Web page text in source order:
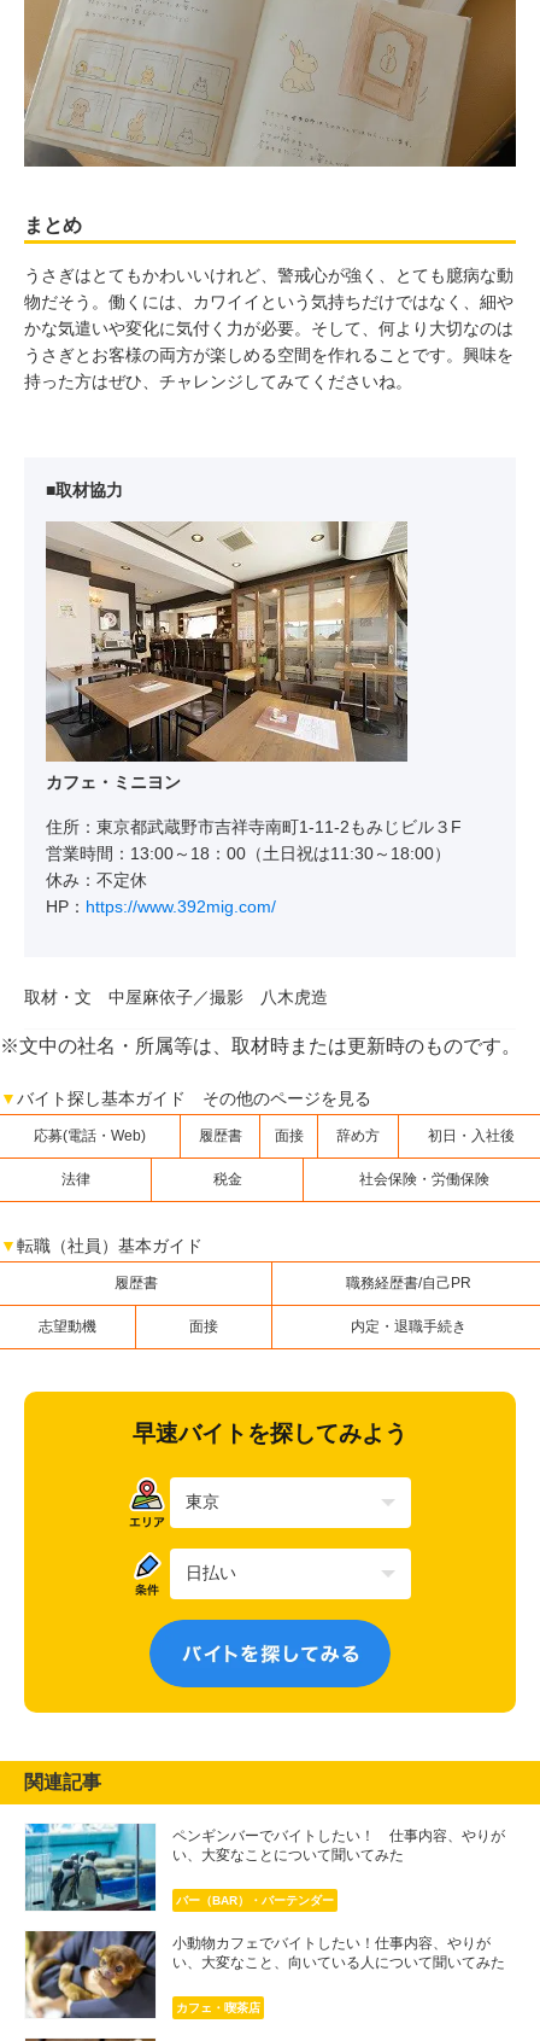
まとめ
うさぎはとてもかわいいけれど、警戒心が強く、とても臆病な動
物だそう。働くには、カワイイという気持ちだけではなく、細や
かな気遣いや変化に気付く力が必要。そして、何より大切なのは
うさぎとお客様の両方が楽しめる空間を作れることです。興味を
持った方はぜひ、チャレンジしてみてくださいね。
■取材協力
カフェ・ミニヨン
住所：東京都武蔵野市吉祥寺南町1-11-2もみじビル３F
営業時間：13:00～18：00（土日祝は11:30～18:00）
休み：不定休
HP： https://www.392mig.com/
取材・文 中屋麻依子／撮影 八木虎造
※文中の社名・所属等は、取材時または更新時のものです。
▼バイト探し基本ガイド その他のページを見る
応募(電話・Web) 履歴書 面接 辞め方 初日・入社後
法律 税金 社会保険・労働保険
▼転職（社員）基本ガイド
履歴書 職務経歴書/自己PR
志望動機 面接 内定・退職手続き
早速バイトを探してみよう
関連記事
ペンギンバーでバイトしたい！ 仕事内容、やりが
い、大変なことについて聞いてみた
バー（BAR）・バーテンダー
小動物カフェでバイトしたい！仕事内容、やりが
い、大変なこと、向いている人について聞いてみた
カフェ・喫茶店